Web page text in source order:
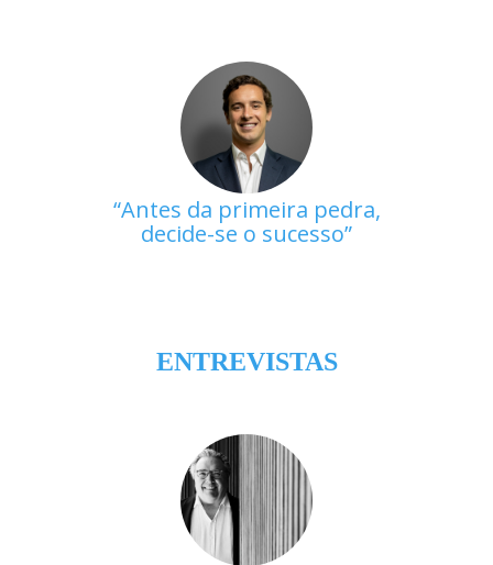
Antes da primeira pedra,
decide-se o sucesso
ENTREVISTAS